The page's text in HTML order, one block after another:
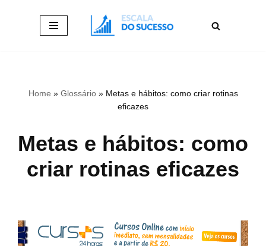
Home » Glossário» Metas e hábitos: como criar rotinas
eficazes
Metas e hábitos: como
criar rotinas eficazes